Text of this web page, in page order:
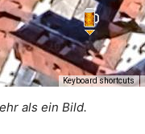
Keyboard shortcuts
als ein Bild.